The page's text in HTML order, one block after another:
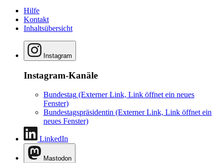
Hilfe
Kontakt
Inhaltsübersicht
Instagram
Instagram-Kanäle
Bundestag (Externer Link, Link öffnet ein neues
Fenster)
Bundestagspräsidentin (Externer Link, Link öffnet ein
neues Fenster)
LinkedIn
Mastodon